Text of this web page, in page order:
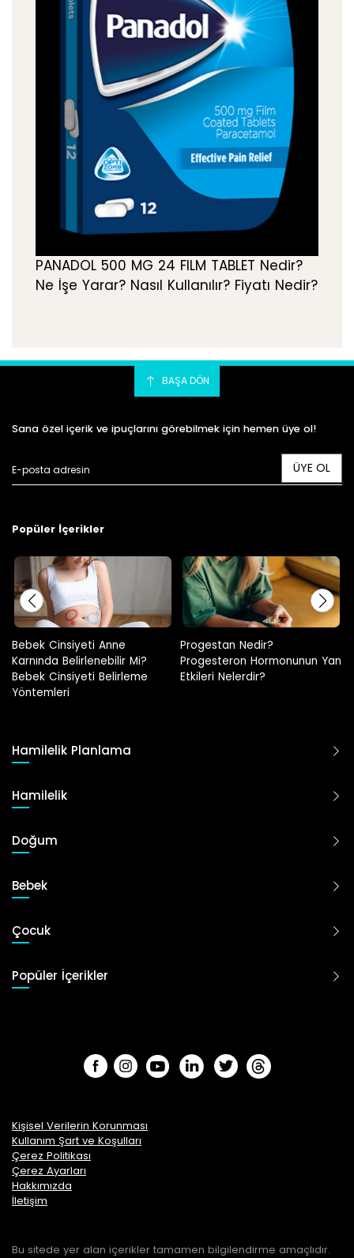
PANADOL 500 MG 24 FILM TABLET Nedir?
Ne İşe Yarar? Nasıl Kullanılır? Fiyatı Nedir?
BAŞA DÖN
Sana özel içerik ve ipuçlarını görebilmek için hemen üye ol!
ÜYE OL
Popüler İçerikler
Progestan Nedir?
Progesteron Hormonunun Yan
Etkileri Nelerdir?
Hamilelikte Adet Görülür Mü?
Hamilelik Planlama
Hamilelik
Doğum
Bebek
Çocuk
Popüler İçerikler
Kişisel Verilerin Korunması
Kullanım Şart ve Koşulları
Çerez Politikası
Çerez Ayarları
Hakkımızda
İletişim
Bu sitede yer alan içerikler tamamen bilgilendirme amaçlıdır.